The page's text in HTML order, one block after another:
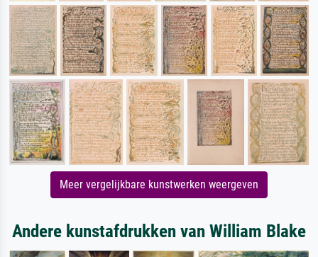
Meer vergelijkbare kunstwerken weergeven
Andere kunstafdrukken van William Blake